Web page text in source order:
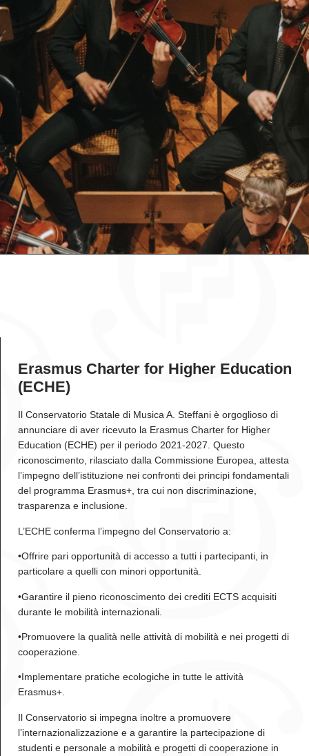
Erasmus Charter for Higher Education
(ECHE)
Il Conservatorio Statale di Musica A. Steffani è orgoglioso di
annunciare di aver ricevuto la Erasmus Charter for Higher
Education (ECHE) per il periodo 2021-2027. Questo
riconoscimento, rilasciato dalla Commissione Europea, attesta
l’impegno dell’istituzione nei confronti dei principi fondamentali
del programma Erasmus+, tra cui non discriminazione,
trasparenza e inclusione.
L’ECHE conferma l’impegno del Conservatorio a:
•Offrire pari opportunità di accesso a tutti i partecipanti, in
particolare a quelli con minori opportunità.
•Garantire il pieno riconoscimento dei crediti ECTS acquisiti
durante le mobilità internazionali.
•Promuovere la qualità nelle attività di mobilità e nei progetti di
cooperazione.
•Implementare pratiche ecologiche in tutte le attività
Erasmus+.
Il Conservatorio si impegna inoltre a promuovere
l’internazionalizzazione e a garantire la partecipazione di
studenti e personale a mobilità e progetti di cooperazione in